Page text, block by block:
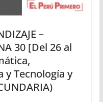
–
30 [Del 26 al
y Tecnología y